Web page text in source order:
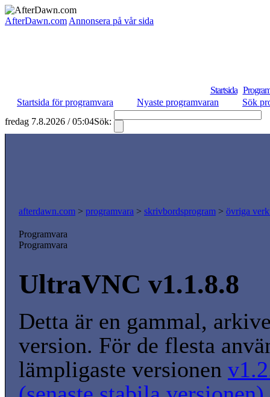
AfterDawn.com Annonsera på vår sida
Startsida
Startsida för programvara
Nyaste programvaran
Sök
fredag 7.8.2026 / 05:04Sök:
afterdawn.com > programvara > skrivbordsprogram > övriga
Programvara
Programvara
UltraVNC v1.1.8.8
Detta är en gammal,
version. För de flesta
lämpligaste versionen